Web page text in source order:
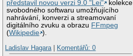
představil novou verzi 9.0 "Lei"
kolekce
svobodného softwaru umožňujícího
nahrávání, konverzi a streamovaní
digitálního zvuku a obrazu FFmpeg
(Wikipedie ).
Ladislav Hagara| Komentářů: 0